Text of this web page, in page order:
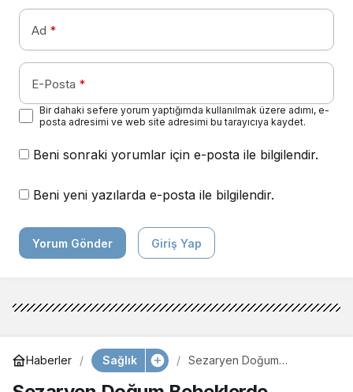
Ad *
E-Posta *
Bir dahaki sefere yorum yaptığımda kullanılmak üzere adımı, e-
posta adresimi ve web site adresimi bu tarayıcıya kaydet.
Beni sonraki yorumlar için e-posta ile bilgilendir.
Beni yeni yazılarda e-posta ile bilgilendir.
Yorum Gönder Giriş Yap
Haberler Sağlık
Sezaryen Doğum
Açıyor